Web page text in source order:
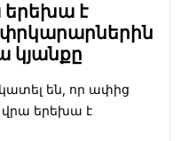
երեխա է
կյանքը
են, որ ափից
վրա երեխա է